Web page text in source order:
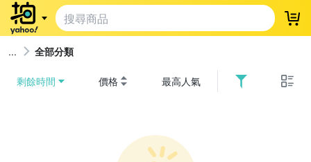
登
全部分類
剩餘時間 價格 最高人氣